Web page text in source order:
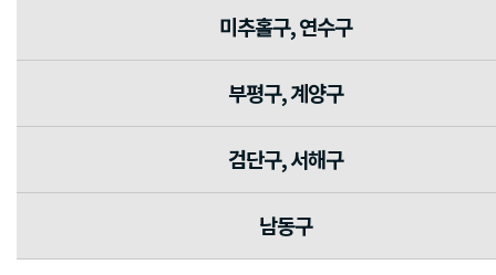
미추홀구, 연수구
부평구, 계양구
검단구, 서해구
남동구